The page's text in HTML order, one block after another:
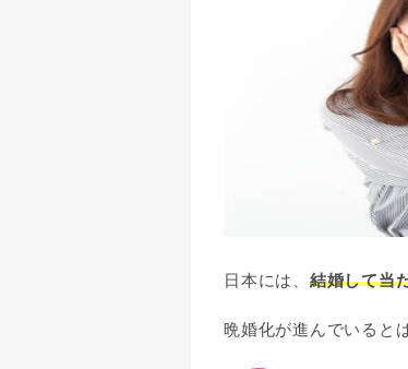
日本には、 結婚して当
晩婚化が進んでいると